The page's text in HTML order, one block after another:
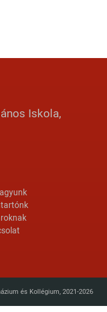
Iskola,
menu
és Kollégium, 2021-2026